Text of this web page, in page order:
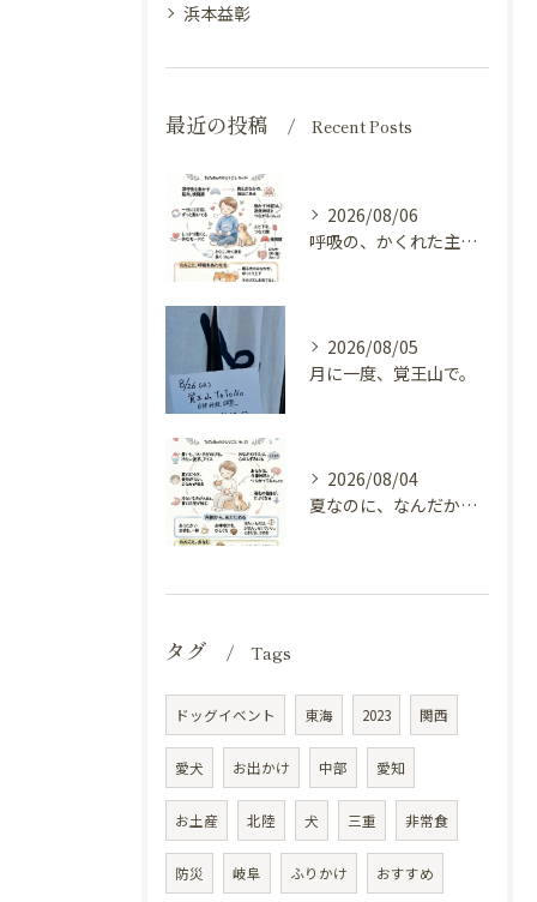
浜本益彰
最近の投稿 Recent Posts
2026/08/06
呼吸の、かくれた主役（横隔膜と自律神経）
2026/08/05
月に一度、覚王山で。
2026/08/04
夏なのに、なんだか冷えてる（内臓の冷えと自律神経）
タグ Tags
ドッグイベント 東海 2023 関西
愛犬 お出かけ 中部 愛知
お土産 北陸 犬 三重 非常食
防災 岐阜 ふりかけ おすすめ